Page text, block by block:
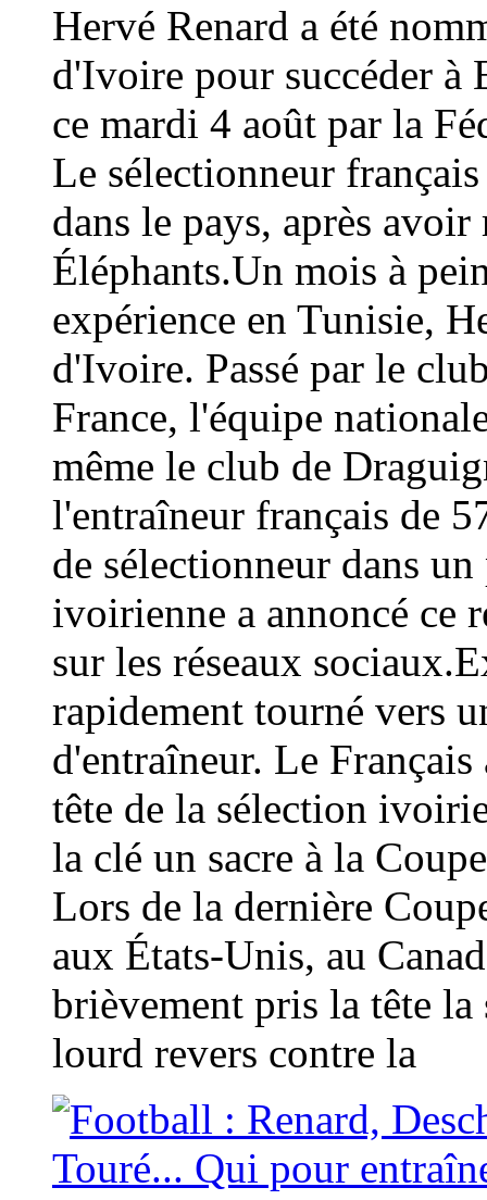
Hervé Renard a été
d'Ivoire pour succéder à
ce mardi 4 août par la
Le sélectionneur
dans le pays, après
Éléphants.Un mois à
expérience en Tunisie,
d'Ivoire. Passé par le
France, l'équipe
même le club de
l'entraîneur français de
de sélectionneur dans
ivoirienne a annoncé ce
sur les réseaux
rapidement tourné vers
d'entraîneur. Le
tête de la sélection
la clé un sacre à la
Lors de la dernière
aux États-Unis, au
brièvement pris la tête
lourd revers contre la